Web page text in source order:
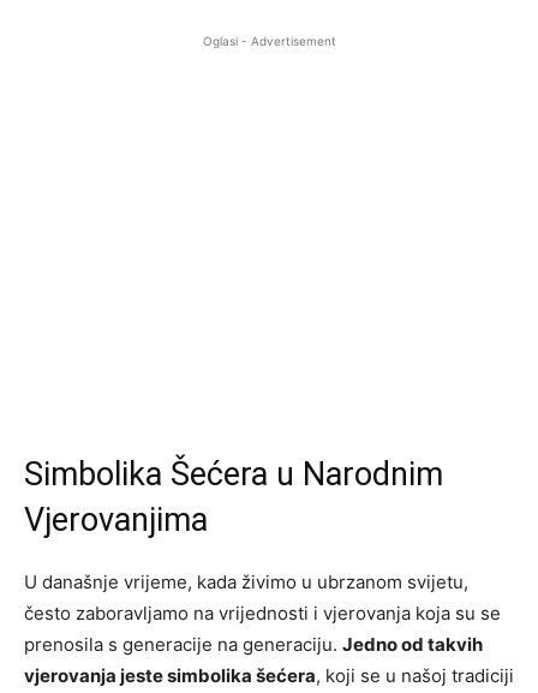
Oglasi - Advertisement
Simbolika Šećera u Narodnim
Vjerovanjima
U današnje vrijeme, kada živimo u ubrzanom svijetu,
često zaboravljamo na vrijednosti i vjerovanja koja su se
prenosila s generacije na generaciju. Jedno od takvih
vjerovanja jeste simbolika šećera, koji se u našoj tradiciji